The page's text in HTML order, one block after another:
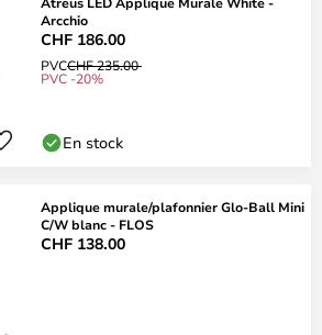
Arcchio
CHF 186.00
PVCCHF 235.00
PVC -20%
En stock
Applique murale/plafonnier Glo-Ball Mini
C/W blanc - FLOS
CHF 138.00